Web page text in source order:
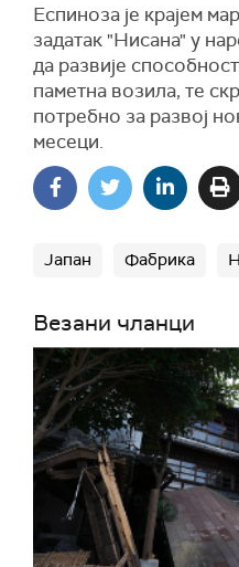
Еспиноза је крајем
задатак "Нисана" у
да развије
паметна возила, те
потребно за развој
месеци.
Јапан Фабрика
Везани чланци